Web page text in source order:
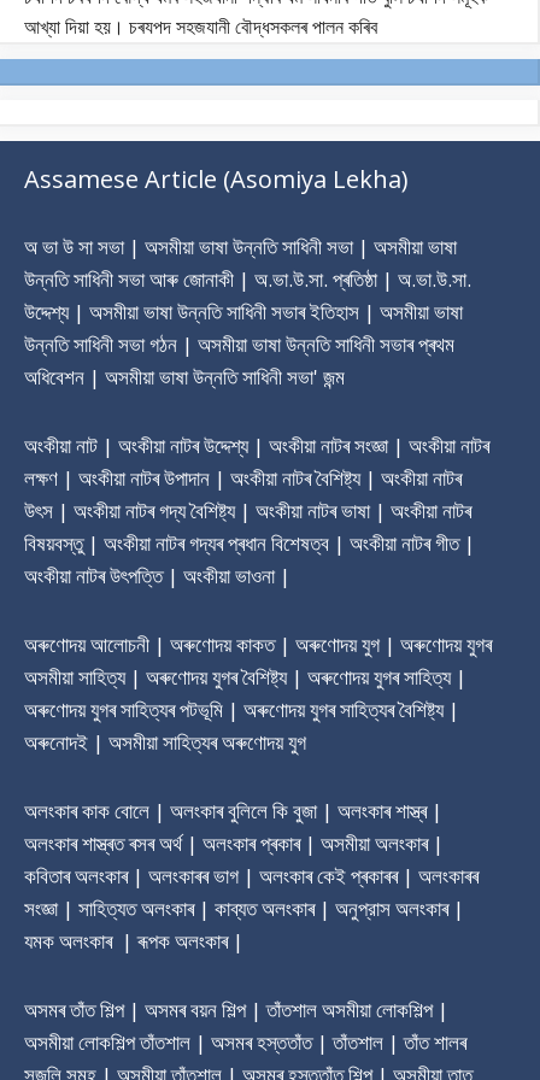
আখ্যা দিয়া হয়। চৰযপদ সহজযানী বৌদ্ধসকলৰ পালন কৰিব
Assamese Article (Asomiya Lekha)
অ ভা উ সা সভা | অসমীয়া ভাষা উন্নতি সাধিনী সভা | অসমীয়া ভাষা
উন্নতি সাধিনী সভা আৰু জোনাকী | অ.ভা.উ.সা. প্ৰতিষ্ঠা | অ.ভা.উ.সা.
উদ্দেশ্য | অসমীয়া ভাষা উন্নতি সাধিনী সভাৰ ‎ইতিহাস | অসমীয়া ভাষা
উন্নতি সাধিনী সভা গঠন | অসমীয়া ভাষা উন্নতি সাধিনী সভাৰ প্ৰথম
অধিবেশন | অসমীয়া ভাষা উন্নতি সাধিনী সভা' জন্ম
অংকীয়া নাট | অংকীয়া নাটৰ উদ্দেশ্য | অংকীয়া নাটৰ সংজ্ঞা | অংকীয়া নাটৰ
লক্ষণ | অংকীয়া নাটৰ উপাদান | অংকীয়া নাটৰ বৈশিষ্ট্য | অংকীয়া নাটৰ
উৎস | অংকীয়া নাটৰ গদ্য বৈশিষ্ট্য | অংকীয়া নাটৰ ভাষা | অংকীয়া নাটৰ
বিষয়বস্তু | অংকীয়া নাটৰ গদ্যৰ প্ৰধান বিশেষত্ব | অংকীয়া নাটৰ গীত |
অংকীয়া নাটৰ উৎপত্তি | অংকীয়া ভাওনা |
অৰুণোদয় আলোচনী | অৰুণোদয় কাকত | অৰুণোদয় যুগ | অৰুণোদয় যুগৰ
অসমীয়া সাহিত্য | অৰুণোদয় যুগৰ বৈশিষ্ট্য | অৰুণোদয় যুগৰ সাহিত্য |
অৰুণোদয় যুগৰ সাহিত্যৰ পটভূমি | অৰুণোদয় যুগৰ সাহিত্যৰ বৈশিষ্ট্য |
অৰুনোদই | অসমীয়া সাহিত্যৰ অৰুণোদয় যুগ
অলংকাৰ কাক বোলে | অলংকাৰ বুলিলে কি বুজা | অলংকাৰ শাস্ত্ৰ |
অলংকাৰ শাস্ত্ৰত ৰসৰ অৰ্থ | অলংকাৰ প্ৰকাৰ | অসমীয়া অলংকাৰ |
কবিতাৰ অলংকাৰ | অলংকাৰৰ ভাগ | অলংকাৰ কেই প্ৰকাৰৰ | অলংকাৰৰ
সংজ্ঞা | সাহিত্যত অলংকাৰ | কাব্যত অলংকাৰ | অনুপ্রাস অলংকাৰ |
যমক অলংকাৰ | ৰূপক অলংকাৰ |
অসমৰ তাঁত শিল্প | অসমৰ বয়ন শিল্প | তাঁতশাল অসমীয়া লোকশিল্প |
অসমীয়া লোকশিল্প তাঁতশাল | অসমৰ হস্ততাঁত | তাঁতশাল | তাঁত শালৰ
সজুলি সমূহ | অসমীয়া তাঁতশাল | অসমৰ হস্ততাঁত শিল্প | অসমীয়া তাত